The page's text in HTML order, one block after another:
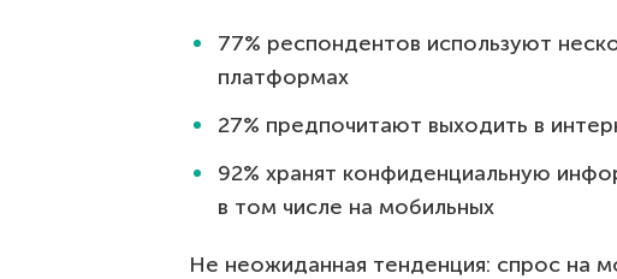
77% респондентов используют
платформах
27% предпочитают выходить в
92% хранят конфиденциальную
в том числе на мобильных
Не неожиданная тенденция: спрос на